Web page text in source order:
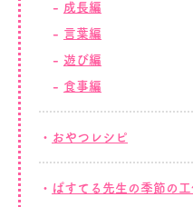
成長編
言葉編
遊び編
食事編
おやつレシピ
ぱすてる先生の季節の